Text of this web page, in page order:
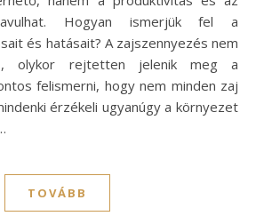
Hogyan ismerjük fel a
és hatásait? A zajszennyezés nem
olykor rejtetten jelenik meg a
felismerni, hogy nem minden zaj
érzékeli ugyanúgy a környezet
TOVÁBB